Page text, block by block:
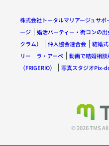
株式会社トータルマリアージュサポ
ージ
婚活パーティー・街コンの
クラム）
仲人協会連合会 結婚
リー ラ・アーペ
動画で結婚相
（FRIGERIO）
写真スタジオPix-
© 2026 TMS